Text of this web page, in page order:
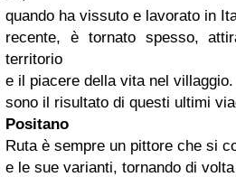
quando ha vissuto e lavorato in
recente, è tornato spesso,
territorio
e il piacere della vita nel
sono il risultato di questi ultimi
Positano
Ruta è sempre un pittore che si
e le sue varianti, tornando di